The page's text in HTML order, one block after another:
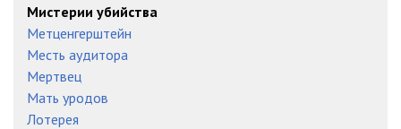
Мистерии убийства
Метценгерштейн
Месть аудитора
Мертвец
Мать уродов
Лотерея